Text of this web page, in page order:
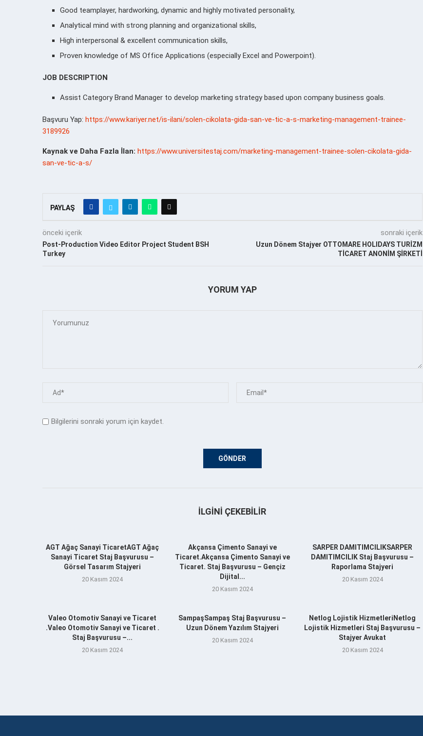
Good teamplayer, hardworking, dynamic and highly motivated personality,
Analytical mind with strong planning and organizational skills,
High interpersonal & excellent communication skills,
Proven knowledge of MS Office Applications (especially Excel and Powerpoint).
JOB DESCRIPTION
Assist Category Brand Manager to develop marketing strategy based upon company business goals.
Başvuru Yap: https://www.kariyer.net/is-ilani/solen-cikolata-gida-san-ve-tic-a-s-marketing-management-trainee-
3189926
Kaynak ve Daha Fazla İlan: https://www.universitestaj.com/marketing-management-trainee-solen-cikolata-gida-
san-ve-tic-a-s/
PAYLAŞ
önceki içerik
Post-Production Video Editor Project Student BSH
Turkey
sonraki içerik
Uzun Dönem Stajyer OTTOMARE HOLIDAYS TURİZM
TİCARET ANONİM ŞİRKETİ
YORUM YAP
Bilgilerini sonraki yorum için kaydet.
İLGINI ÇEKEBILIR
AGT Ağaç Sanayi TicaretAGT Ağaç
Sanayi Ticaret Staj Başvurusu –
Görsel Tasarım Stajyeri
20 Kasım 2024
Akçansa Çimento Sanayi ve
Ticaret.Akçansa Çimento Sanayi ve
Ticaret. Staj Başvurusu – Gençiz
Dijital...
20 Kasım 2024
SARPER DAMITIMCILIKSARPER
DAMITIMCILIK Staj Başvurusu –
Raporlama Stajyeri
20 Kasım 2024
Valeo Otomotiv Sanayi ve Ticaret
.Valeo Otomotiv Sanayi ve Ticaret .
Staj Başvurusu –...
20 Kasım 2024
SampaşSampaş Staj Başvurusu –
Uzun Dönem Yazılım Stajyeri
20 Kasım 2024
Netlog Lojistik HizmetleriNetlog
Lojistik Hizmetleri Staj Başvurusu –
Stajyer Avukat
20 Kasım 2024